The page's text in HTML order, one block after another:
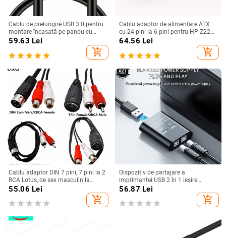
Cablu de prelungire USB 3.0 pentru
montare încasată pe panou cu
cataramă pentru mașină, camion,
barcă, motocicletă, tablou de bord
1M
59.63 Lei
add_shopping_cart
Cablu adaptor de alimentare ATX
cu 24 pini la 6 pini pentru HP Z220
Z230 SFF MT TWR seria 4000 6005
8300 ProDesk 600 G1 EliteDesk 800
64.56 Lei
add_shopping_cart
Cablu adaptor DIN 7 pini, 7 pini la 2
RCA Lotus, de sex masculin la
femelă, pentru echipament audio
vintage, cablu adaptor pentru
difuzor, linie 0,5 m/1 m/1,5 m
55.06 Lei
add_shopping_cart
Dispozitiv de partajare a
imprimantei USB 2 în 1 ieșire
Dispozitiv de partajare a
imprimantei cu 2 porturi Comutare
manuală Kvm Splitter Hub
56.87 Lei
add_shopping_cart